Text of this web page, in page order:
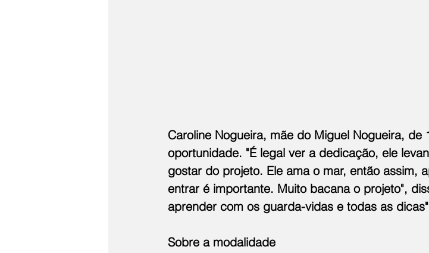
Caroline Nogueira, mãe do Miguel Nogueira, de
oportunidade. "É legal ver a dedicação, ele
gostar do projeto. Ele ama o mar, então assim,
entrar é importante. Muito bacana o projeto",
aprender com os guarda-vidas e todas as
Sobre a modalidade